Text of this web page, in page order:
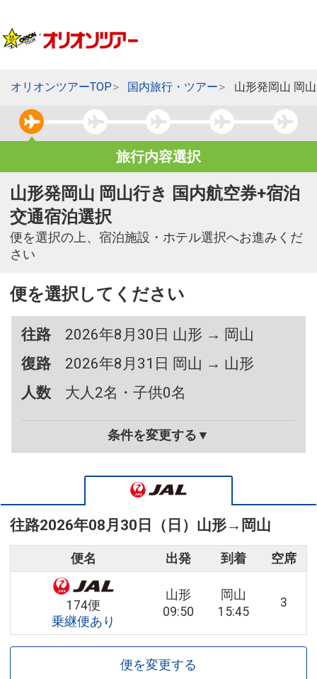
オリオンツアーTOP 国内旅行・ツアー 山形発岡山 岡
旅行内容選択
山形発岡山 岡山行き 国内航空券+宿泊
交通宿泊選択
便を選択の上、宿泊施設・ホテル選択へお進みくだ
さい
便を選択してください
往路
2026年8月30日 山形 → 岡山
復路
2026年8月31日 岡山 → 山形
人数
大人2名・子供0名
条件を変更する▼
往路2026年08月30日（日） 山形→ 岡山
便名 出発 到着 空席
174便
乗継便あり
山形
09:50
岡山
15:45
3
便を変更する